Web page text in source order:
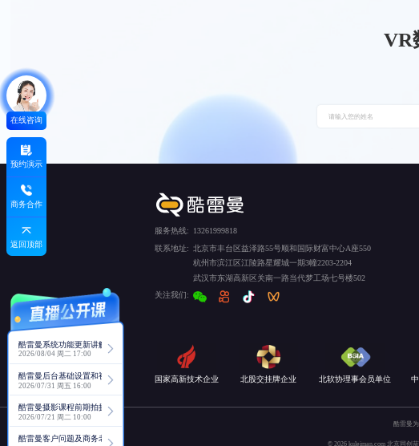
在线咨询
预约演示
商务合作
返回顶部
酷雷曼系统功能更新讲解
2026/08/04 周二 17:00
酷雷曼后台基础设置和视角功能详解
2026/07/31 周五 16:00
酷雷曼摄影课程前期拍摄讲解
2026/07/21 周二 10:00
酷雷曼客户问题及商务老师回复分享
VR
服务热线:
13261999818
联系地址: 北京市丰台区益泽路55号顺和国际财富中心A座550
杭州市滨江区江陵路星耀城一期3幢2203-2204
武汉市东湖高新区关南一路当代梦工场七号楼502
关注我们:
国家高新技术企业 北股交挂牌企业 北软协理事会员单位
酷雷曼
© 2026 kuleiman.com 北京同